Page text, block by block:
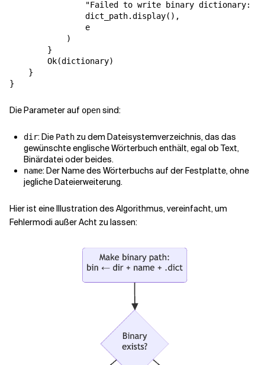
"Failed to write binary dictionary:
                dict_path.display(),
                e
            )
        }
        Ok(dictionary)
    }
}
Die Parameter auf opensind:
dir: Die Path zu dem Dateisystemverzeichnis, das das
gewünschte englische Wörterbuch enthält, egal ob Text,
Binärdatei oder beides.
name: Der Name des Wörterbuchs auf der Festplatte, ohne
jegliche Dateierweiterung.
Hier ist eine Illustration des Algorithmus, vereinfacht, um
Fehlermodi außer Acht zu lassen: